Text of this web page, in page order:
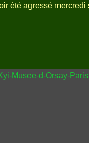
été agressé mercredi